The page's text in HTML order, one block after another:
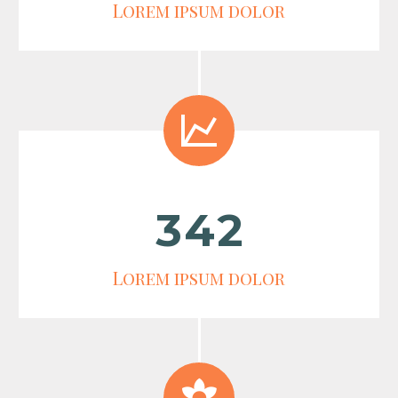
Lorem ipsum dolor


342
Lorem ipsum dolor